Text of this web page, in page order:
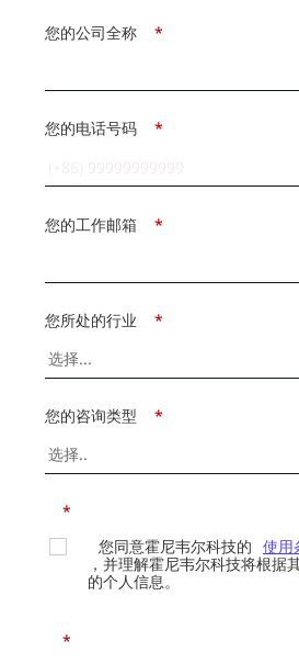
*
您的公司全称
*
您的电话号码
*
您的工作邮箱
*
您所处的行业
*
您的咨询类型
*
您同意霍尼韦尔科技的 使用
，并理解霍尼韦尔科技将根据
的个人信息。
*